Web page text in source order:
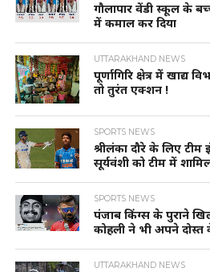
गौलापार वेंडी स्कूल के
में कमाल कर दिया
UTTARAKHAND NEWS
पूर्णागिरि क्षेत्र में खाद्य
तो तुरंत एक्शन !
SPORTS NEWS
श्रीलंका दौरे के लिए
सूर्यवंशी को टीम में
SPORTS NEWS
पंजाब किंग्स के पुराने
कोहली ने भी अपने दोस्त
UTTARAKHAND NEWS